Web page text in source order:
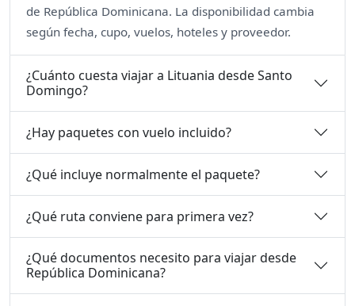
de República Dominicana. La disponibilidad cambia
según fecha, cupo, vuelos, hoteles y proveedor.
¿Cuánto cuesta viajar a Lituania desde Santo
Domingo?
¿Hay paquetes con vuelo incluido?
¿Qué incluye normalmente el paquete?
¿Qué ruta conviene para primera vez?
¿Qué documentos necesito para viajar desde
República Dominicana?